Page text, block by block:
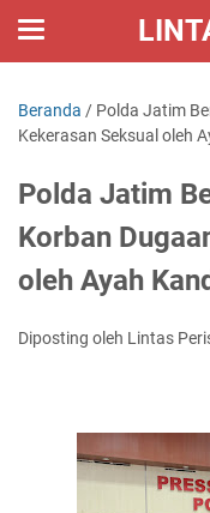
Beranda / Polda Jatim
Kekerasan Seksual oleh
Polda Jatim
Korban
oleh Ayah
Diposting oleh Lintas